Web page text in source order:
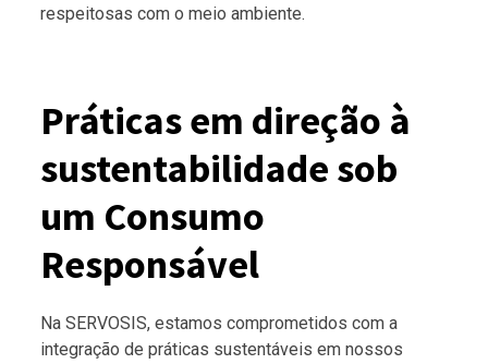
respeitosas com o meio ambiente.
Práticas em direção à
sustentabilidade sob
um Consumo
Responsável
Na SERVOSIS, estamos comprometidos com a
integração de práticas sustentáveis em nossos